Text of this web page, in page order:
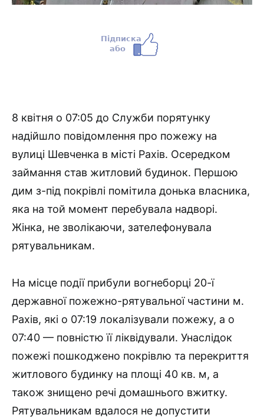
8 квітня о 07:05 до Служби порятунку
надійшло повідомлення про пожежу на
вулиці Шевченка в місті Рахів. Осередком
займання став житловий будинок. Першою
дим з-під покрівлі помітила донька власника,
яка на той момент перебувала надворі.
Жінка, не зволікаючи, зателефонувала
рятувальникам.
На місце події прибули вогнеборці 20-ї
державної пожежно-рятувальної частини м.
Рахів, які о 07:19 локалізували пожежу, а о
07:40 — повністю її ліквідували. Унаслідок
пожежі пошкоджено покрівлю та перекриття
житлового будинку на площі 40 кв. м, а
також знищено речі домашнього вжитку.
Рятувальникам вдалося не допустити